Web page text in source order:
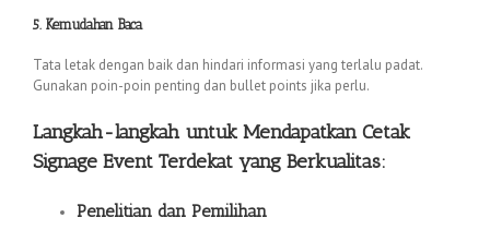
5. Kemudahan Baca
Tata letak dengan baik dan hindari informasi yang terlalu padat.
Gunakan poin-poin penting dan bullet points jika perlu.
Langkah-langkah untuk Mendapatkan Cetak
Signage Event Terdekat yang Berkualitas:
Penelitian dan Pemilihan